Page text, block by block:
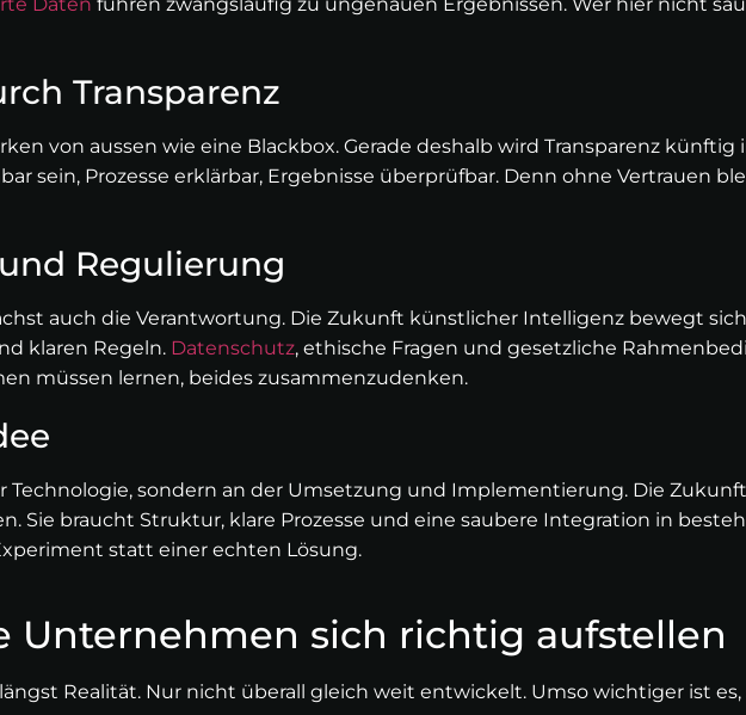
Transparenz
von aussen wie eine Blackbox. Gerade deshalb wird Transparenz
sein, Prozesse erklärbar, Ergebnisse überprüfbar. Denn ohne Vertrauen
Regulierung
auch die Verantwortung. Die Zukunft künstlicher Intelligenz bewegt
klaren Regeln. Datenschutz, ethische Fragen und gesetzliche
müssen lernen, beides zusammenzudenken.
Technologie, sondern an der Umsetzung und Implementierung. Die
Sie braucht Struktur, klare Prozesse und eine saubere Integration in
statt einer echten Lösung.
Unternehmen sich richtig aufstellen
Realität. Nur nicht überall gleich weit entwickelt. Umso wichtiger ist